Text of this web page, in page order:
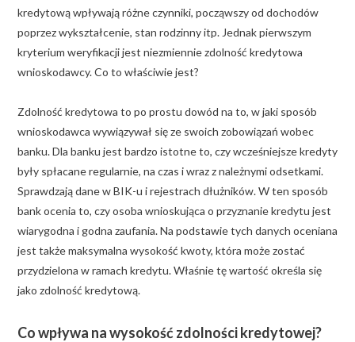
kredytową wpływają różne czynniki, począwszy od dochodów
poprzez wykształcenie, stan rodzinny itp. Jednak pierwszym
kryterium weryfikacji jest niezmiennie zdolność kredytowa
wnioskodawcy. Co to właściwie jest?
Zdolność kredytowa to po prostu dowód na to, w jaki sposób
wnioskodawca wywiązywał się ze swoich zobowiązań wobec
banku. Dla banku jest bardzo istotne to, czy wcześniejsze kredyty
były spłacane regularnie, na czas i wraz z należnymi odsetkami.
Sprawdzają dane w BIK-u i rejestrach dłużników. W ten sposób
bank ocenia to, czy osoba wnioskująca o przyznanie kredytu jest
wiarygodna i godna zaufania. Na podstawie tych danych oceniana
jest także maksymalna wysokość kwoty, która może zostać
przydzielona w ramach kredytu. Właśnie tę wartość określa się
jako zdolność kredytową.
Co wpływa na wysokość zdolności kredytowej?